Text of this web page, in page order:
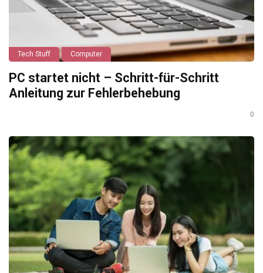
Tech Stuff Computer
PC startet nicht – Schritt-für-Schritt
Anleitung zur Fehlerbehebung
0